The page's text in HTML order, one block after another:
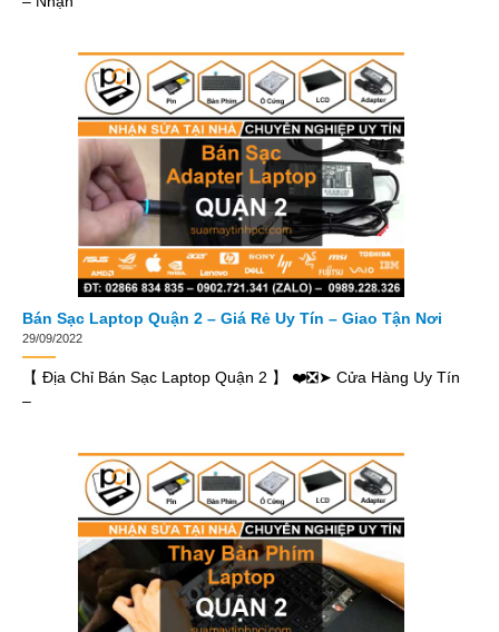
Bán Sạc Laptop Quận 2 – Giá Rẻ Uy Tín – Giao Tận Nơi
29/09/2022
【 Địa Chỉ Bán Sạc Laptop Quận 2 】 ❤️❎➤ Cửa Hàng Uy Tín
–